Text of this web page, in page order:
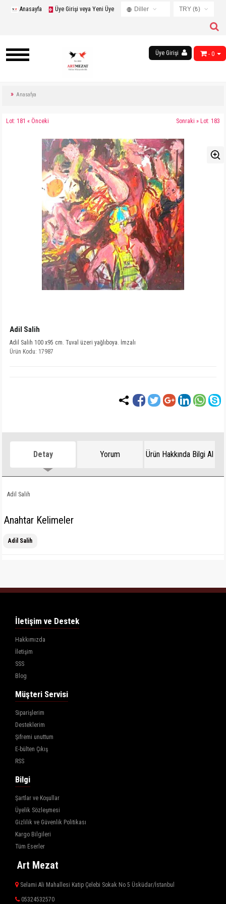
TRY (₺)
TRY (₺)
Diller
Russian
Anasayfa Üye Girişi veya Yeni Üye
- 0
Üye Girişi
Anasafya
Lot: 181 « Önceki Sonraki » Lot: 183
Adil Salih
Adil Salih 100 x95 cm. Tuval üzeri yağlıboya. İmzalı
Ürün Kodu: 17987
Detay Yorum Ürün Hakkında Bilgi Al
Adil Salih
Anahtar Kelimeler
Adil Salih
İletişim ve Destek
Hakkımızda
İletişim
SSS
Blog
Müşteri Servisi
Siparişlerim
Desteklerim
Şifremi unuttum
E-bülten Çıkış
RSS
Bilgi
Şartlar ve Koşullar
Üyelik Sözleşmesi
Gizlilik ve Güvenlik Politikası
Kargo Bilgileri
Tüm Eserler
Art Mezat
Selami Ali Mahallesi Katip Çelebi Sokak No 5 Üsküdar/İstanbul
05324532570